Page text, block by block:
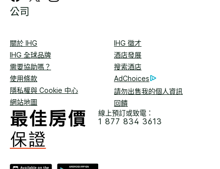
公司
關於 IHG
IHG 徵才
IHG 全球品牌
酒店發展
需要協助嗎？
搜索酒店
使用條款
AdChoices
隱私權與 Cookie 中心
請勿出售我的個人資訊
網站地圖
回饋
線上預訂或致電：
1 877 834 3613